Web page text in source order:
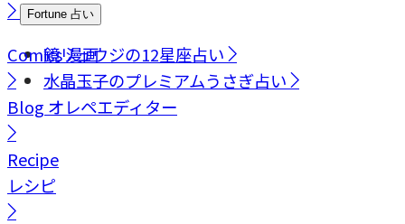
Fortune 占い
鏡リュウジの12星座占い
水晶玉子のプレミアムうさぎ占い
Comics漫画
Blog オレペエディター
Recipe
レシピ